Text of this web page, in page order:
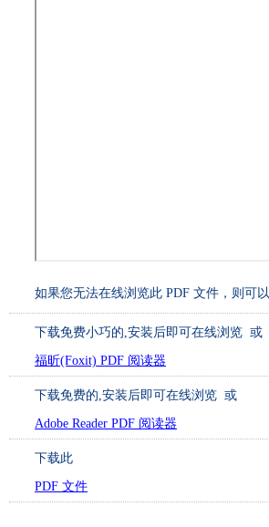
如果您无法在线浏览此 PDF 文件，则可以
下载免费小巧的
福昕(Foxit) PDF 阅读器
,安装后即可在线浏览 或
下载免费的
Adobe Reader PDF 阅读器
,安装后即可在线浏览 或
下载此
PDF 文件